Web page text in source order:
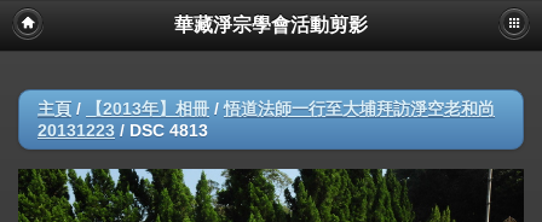
華藏淨宗學會活動剪影
主頁 / 【2013年】相冊 /悟道法師一行至大埔拜訪淨空老和尚
20131223 / DSC 4813